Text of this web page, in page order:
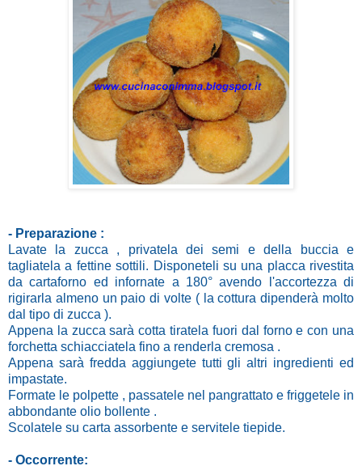
- Preparazione :
Lavate la zucca , privatela dei semi e della buccia e
tagliatela a fettine sottili. Disponeteli su una placca rivestita
da cartaforno ed infornate a 180° avendo l'accortezza di
rigirarla almeno un paio di volte ( la cottura dipenderà molto
dal tipo di zucca ).
Appena la zucca sarà cotta tiratela fuori dal forno e con una
forchetta schiacciatela fino a renderla cremosa .
Appena sarà fredda aggiungete tutti gli altri ingredienti ed
impastate.
Formate le polpette , passatele nel pangrattato e friggetele in
abbondante olio bollente .
Scolatele su carta assorbente e servitele tiepide.
- Occorrente: